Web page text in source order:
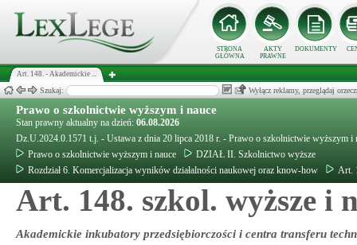
STRONA
GŁÓWNA
AKTY
PRAWNE
DOKUMENTY
Art. 148. - Akademickie ...
Szukaj: Wyłącz reklamy, przeglądaj
Prawo o szkolnictwie wyższym i nauce
Stan prawny aktualny na dzień: 06.08.2026
Dz.U.2024.0.1571 t.j. - Ustawa z dnia 20 lipca 2018 r. - Prawo o szkolnictwie wyższym i
Prawo o szkolnictwie wyższym i nauce
DZIAŁ II. Szkolnictwo wyższe
Rozdział 6. Komercjalizacja wyników działalności naukowej oraz know-how
Art.
Art. 148. szkol. wyższe i
Akademickie inkubatory przedsiębiorczości i centra transferu